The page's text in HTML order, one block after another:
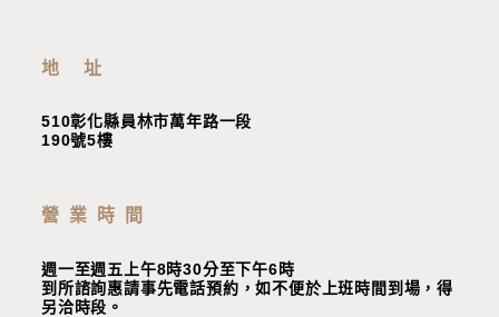
地 址
510彰化縣員林市萬年路一段
190號5樓
營業時間
週一至週五上午8時30分至下午6時
到所諮詢惠請事先電話預約，如不便於上班時間到場，得
另洽時段 。